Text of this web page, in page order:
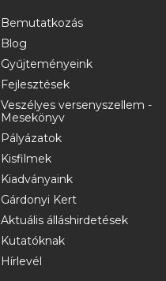
Bemutatkozás
Blog
Gyűjteményeink
Fejlesztések
Veszélyes versenyszellem -
Mesekönyv
Pályázatok
Kisfilmek
Kiadványaink
Gárdonyi Kert
Aktuális álláshirdetések
Kutatóknak
Hírlevél